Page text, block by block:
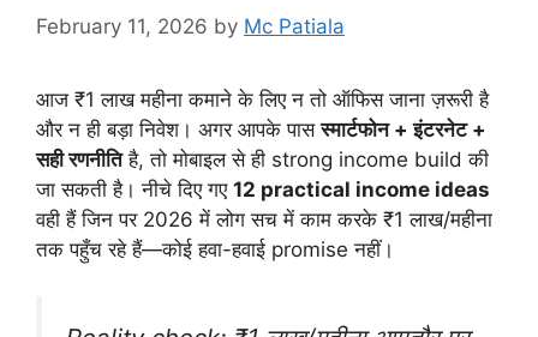
February 11, 2026 by Mc Patiala
आज ₹1 लाख महीना कमाने के लिए न तो ऑफिस जाना ज़रूरी है
और न ही बड़ा निवेश। अगर आपके पासस्मार्टफोन + इंटरनेट +
सही रणनीतिहै, तो मोबाइल से ही strong income build की
जा सकती है। नीचे दिए गए 12 practical income ideas
वही हैं जिन पर 2026 में लोग सच में काम करके ₹1 लाख/महीना
तक पहुँच रहे हैं—कोई हवा-हवाई promise नहीं।